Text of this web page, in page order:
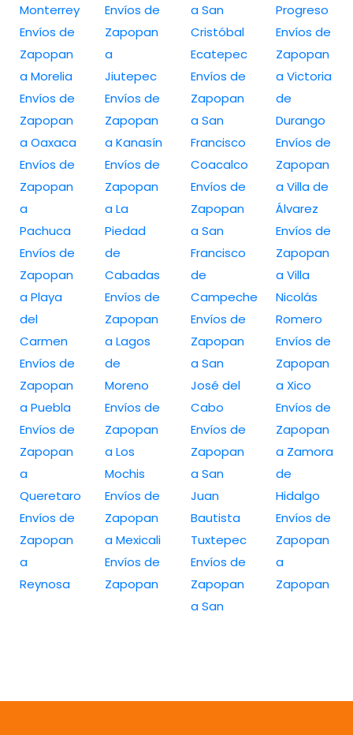
Monterrey
Envíos de
Zapopan
a Morelia
Envíos de
Zapopan
a Oaxaca
Envíos de
Zapopan
a
Pachuca
Envíos de
Zapopan
a Playa
del
Carmen
Envíos de
Zapopan
a Puebla
Envíos de
Zapopan
a
Queretaro
Envíos de
Zapopan
a
Reynosa
Envíos de
Zapopan
a
Jiutepec
Envíos de
Zapopan
a Kanasín
Envíos de
Zapopan
a La
Piedad
de
Cabadas
Envíos de
Zapopan
a Lagos
de
Moreno
Envíos de
Zapopan
a Los
Mochis
Envíos de
Zapopan
a Mexicali
Envíos de
Zapopan
a San
Cristóbal
Ecatepec
Envíos de
Zapopan
a San
Francisco
Coacalco
Envíos de
Zapopan
a San
Francisco
de
Campeche
Envíos de
Zapopan
a San
José del
Cabo
Envíos de
Zapopan
a San
Juan
Bautista
Tuxtepec
Envíos de
Zapopan
a San
Progreso
Envíos de
Zapopan
a Victoria
de
Durango
Envíos de
Zapopan
a Villa de
Álvarez
Envíos de
Zapopan
a Villa
Nicolás
Romero
Envíos de
Zapopan
a Xico
Envíos de
Zapopan
a Zamora
de
Hidalgo
Envíos de
Zapopan
a
Zapopan